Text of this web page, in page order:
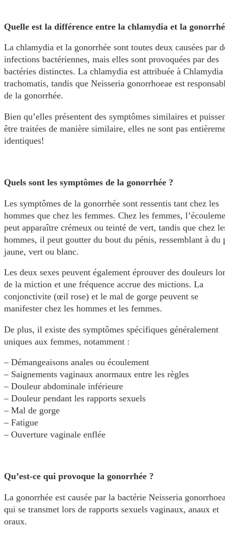
Quelle est la différence entre la chlamydia et la
La chlamydia et la gonorrhée sont toutes deux causées par
infections bactériennes, mais elles sont provoquées par des
bactéries distinctes. La chlamydia est attribuée à Chlamydia
trachomatis, tandis que Neisseria gonorrhoeae est
de la gonorrhée.
Bien qu’elles présentent des symptômes similaires et
être traitées de manière similaire, elles ne sont pas
identiques!
Quels sont les symptômes de la gonorrhée ?
Les symptômes de la gonorrhée sont ressentis tant chez les
hommes que chez les femmes. Chez les femmes,
peut apparaître crémeux ou teinté de vert, tandis que chez
hommes, il peut goutter du bout du pénis, ressemblant à du
jaune, vert ou blanc.
Les deux sexes peuvent également éprouver des douleurs
de la miction et une fréquence accrue des mictions. La
conjonctivite (œil rose) et le mal de gorge peuvent se
manifester chez les hommes et les femmes.
De plus, il existe des symptômes spécifiques généralement
uniques aux femmes, notamment :
– Démangeaisons anales ou écoulement
– Saignements vaginaux anormaux entre les règles
– Douleur abdominale inférieure
– Douleur pendant les rapports sexuels
– Mal de gorge
– Fatigue
– Ouverture vaginale enflée
Qu’est-ce qui provoque la gonorrhée ?
La gonorrhée est causée par la bactérie Neisseria
qui se transmet lors de rapports sexuels vaginaux, anaux et
oraux.